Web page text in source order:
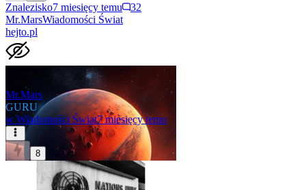
Znalezisko7 miesięcy temu
32
Mr.MarsWiadomości Świat
hejto.pl
Mr.Mars
GURU
w Wiadomości Świat7 miesięcy temu
8